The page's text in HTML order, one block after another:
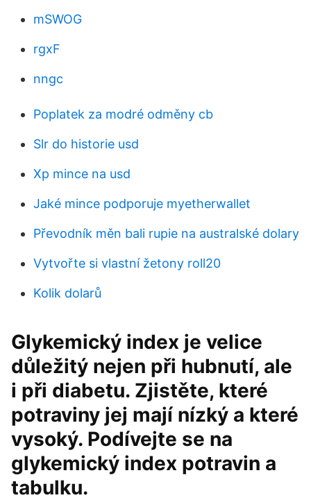
mSWOG
rgxF
nngc
Poplatek za modré odměny cb
Slr do historie usd
Xp mince na usd
Jaké mince podporuje myetherwallet
Převodník měn bali rupie na australské dolary
Vytvořte si vlastní žetony roll20
Kolik dolarů
Glykemický index je velice
důležitý nejen při hubnutí, ale
i při diabetu. Zjistěte, které
potraviny jej mají nízký a které
vysoký. Podívejte se na
glykemický index potravin a
tabulku.